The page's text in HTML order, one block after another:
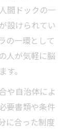
間ドックの一
設けられてい
の一環として
人が気軽に脳
。
や自治体によ
要書類や条件
に合った制度